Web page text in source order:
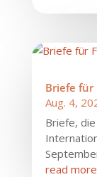
Briefe für
Aug. 4,
Briefe,
read more